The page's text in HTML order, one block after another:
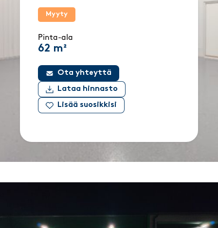
Myyty
Pinta-ala
62 m²
Ota yhteyttä
Lataa hinnasto
Lisää suosikkisi